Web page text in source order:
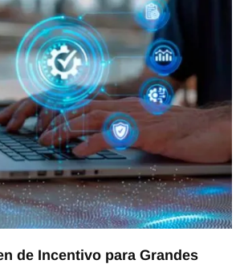
de Incentivo para Grandes